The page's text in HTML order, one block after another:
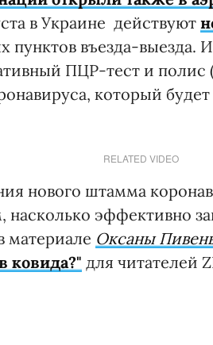
в Украине действуют
пунктов въезда-выезда.
ПЦР-тест и полис
который будет
RELATED VIDEO
нового штамма
насколько эффективно
материале Оксаны
ковида?" для читателей